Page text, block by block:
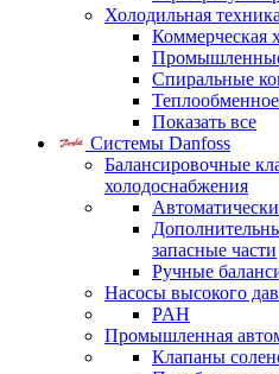
Холодильная техника
Коммерческая
Спиральные
Показать все
Системы Danfoss
Балансировочные
холодоснабжения
запасные части
Ручные
Насосы высокого
PAH
Промышленная
Клапаны